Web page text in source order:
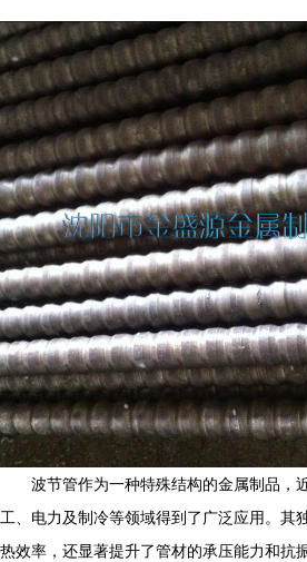
波节管作为一种特殊结构的金属制品，
工、电力及制冷等领域得到了广泛应用。其
热效率，还显著提升了管材的承压能力和抗